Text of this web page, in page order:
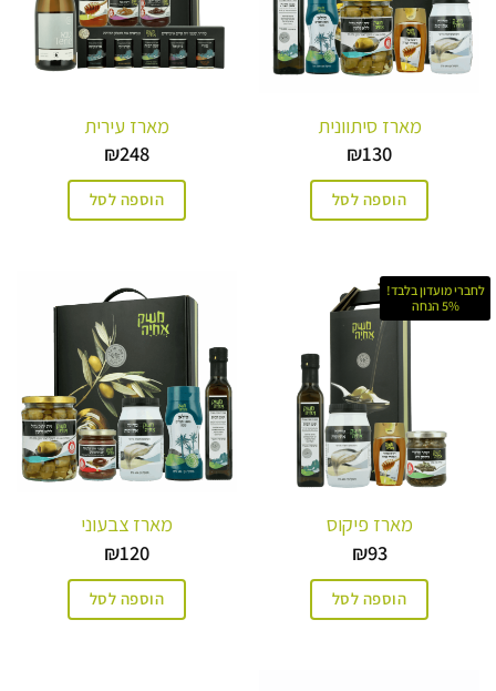
מארז סיתוונית
₪130
הוספה לסל
מארז עירית
₪248
הוספה לסל
לחברי מועדון בלבד!
5% הנחה
מארז פיקוס
₪93
הוספה לסל
מארז צבעוני
₪120
הוספה לסל